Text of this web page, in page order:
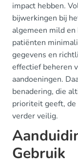
impact hebben.
bijwerkingen bij
algemeen mild
patiënten
gegevens en
effectief beheren
aandoeningen.
benadering, die
prioriteit geeft,
verder veilig.
Gebruik